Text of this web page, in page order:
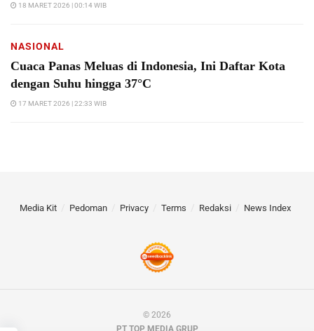
18 MARET 2026 | 00:14 WIB
NASIONAL
Cuaca Panas Meluas di Indonesia, Ini Daftar Kota
dengan Suhu hingga 37°C
17 MARET 2026 | 22:33 WIB
Media Kit Pedoman Privacy Terms Redaksi News Index
© 2026
PT TOP MEDIA GRUP